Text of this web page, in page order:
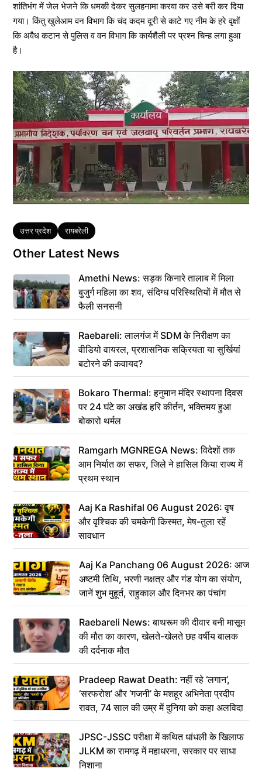
शांतिभंग में जेल भेजने कि धमकी देकर सुलहनामा करवा कर उसे बरी कर दिया
गया। किंतु खुलेआम वन विभाग कि चंद कदम दूरी से काटे गए नीम के हरे वृक्षों
कि अवैध कटान से पुलिस व वन विभाग कि कार्यशैली पर प्रश्न चिन्ह लगा हुआ
है।
Tags
उत्तर प्रदेश रायबरेली
Other Latest News
Amethi News: सड़क किनारे तालाब में मिला
बुजुर्ग महिला का शव, संदिग्ध परिस्थितियों में मौत से
फैली सनसनी
Raebareli: लालगंज में SDM के निरीक्षण का
वीडियो वायरल, प्रशासनिक सक्रियता या सुर्खियां
बटोरने की कवायद?
Bokaro Thermal: हनुमान मंदिर स्थापना दिवस
पर 24 घंटे का अखंड हरि कीर्तन, भक्तिमय हुआ
बोकारो थर्मल
Ramgarh MGNREGA News: विदेशों तक
आम निर्यात का सफर, जिले ने हासिल किया राज्य में
प्रथम स्थान
Aaj Ka Rashifal 06 August 2026: वृष
और वृश्चिक की चमकेगी किस्मत, मेष-तुला रहें
सावधान
Aaj Ka Panchang 06 August 2026: आज
अष्टमी तिथि, भरणी नक्षत्र और गंड योग का संयोग,
जानें शुभ मुहूर्त, राहुकाल और दिनभर का पंचांग
Raebareli News: बाथरूम की दीवार बनी मासूम
की मौत का कारण, खेलते-खेलते छह वर्षीय बालक
की दर्दनाक मौत
Pradeep Rawat Death: नहीं रहे ‘लगान’,
‘सरफरोश’ और ‘गजनी’ के मशहूर अभिनेता प्रदीप
रावत, 74 साल की उम्र में दुनिया को कहा अलविदा
JPSC-JSSC परीक्षा में कथित धांधली के खिलाफ
JLKM का रामगढ़ में महाधरना, सरकार पर साधा
निशाना